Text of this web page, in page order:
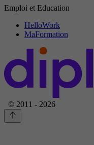
Emploi et Education
HelloWork
MaFormation
© 2011 - 2026